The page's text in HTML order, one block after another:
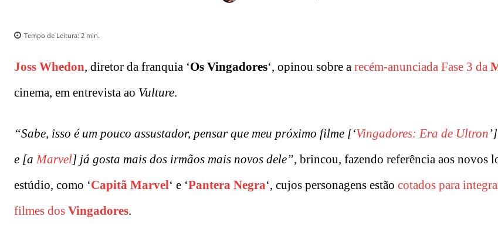
Tempo de Leitura: 2 min.
Joss Whedon, diretor da franquia ‘Os Vingadores‘, opinou sobre a recém-anunciada Fase 3 da
cinema, em entrevista ao Vulture.
“Sabe, isso é um pouco assustador, pensar que meu próximo filme [‘Vingadores: Era de Ultron
e [a Marvel] já gosta mais dos irmãos mais novos dele”, brincou, fazendo referência aos novos
estúdio, como ‘Capitã Marvel‘ e ‘Pantera Negra‘, cujos personagens estão cotados para
filmes dos Vingadores.